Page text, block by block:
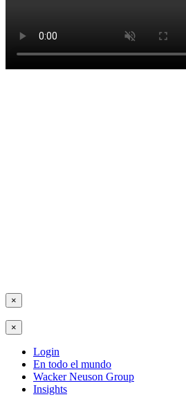
×
×
Login
En todo el mundo
Wacker Neuson Group
Insights